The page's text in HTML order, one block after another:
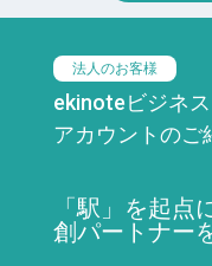
法人のお客様
ekinoteビジネス
アカウントのご
「駅」を起
創パートナー